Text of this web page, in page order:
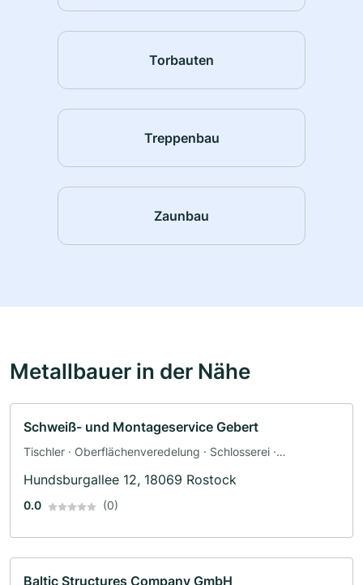
Torbauten
Treppenbau
Zaunbau
Metallbauer in der Nähe
Schweiß- und Montageservice Gebert
Tischler · Oberflächenveredelung · Schlosserei ·
Hundsburgallee 12, 18069 Rostock
0.0 (0)
Baltic Structures Company GmbH